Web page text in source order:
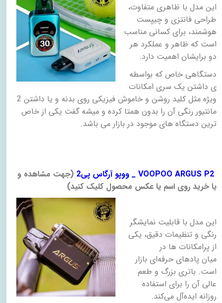
این مدل با ظاهری متفاوت،
طراحی فانتزی و چیپست
هوشمند، برای کسانی مناسب
است که ظاهر و عملکرد هر
دو برایشان اهمیت دارد.
دستگاهی خاص که بواسطه
ی داشتن یک سری امکانات
ویژه مثل کلید روشن و خاموش فیزیکی روی بدنه و یا داشتن 2
مانتیور رنگی آن را بدون همتا کرده و میشه گفت یکی از خاص
ترین دستگاه های موجود در بازار می باشد.
​)جهت مشاهده و
یا خرید روی اسم یا عکس محصول کلیک کنید)
این مدل با قابلیت نمایشگر
رنگی و تنظیمات دقیق، یکی
از پرامکانات‌ ها در
میان پادهای حرفه‌ای بازار
است. باتری بزرگ و طعم
عالی آن را برای استفاده
روزانه ایده‌آل می‌کند.